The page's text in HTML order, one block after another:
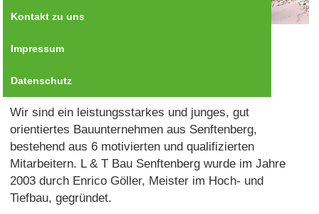
Kontakt zu uns
Impressum
Datenschutz
Wir sind ein leistungsstarkes und junges, gut
orientiertes Bauunternehmen aus Senftenberg,
bestehend aus 6 motivierten und qualifizierten
Mitarbeitern. L & T Bau Senftenberg wurde im Jahre
2003 durch Enrico Göller, Meister im Hoch- und
Tiefbau, gegründet.